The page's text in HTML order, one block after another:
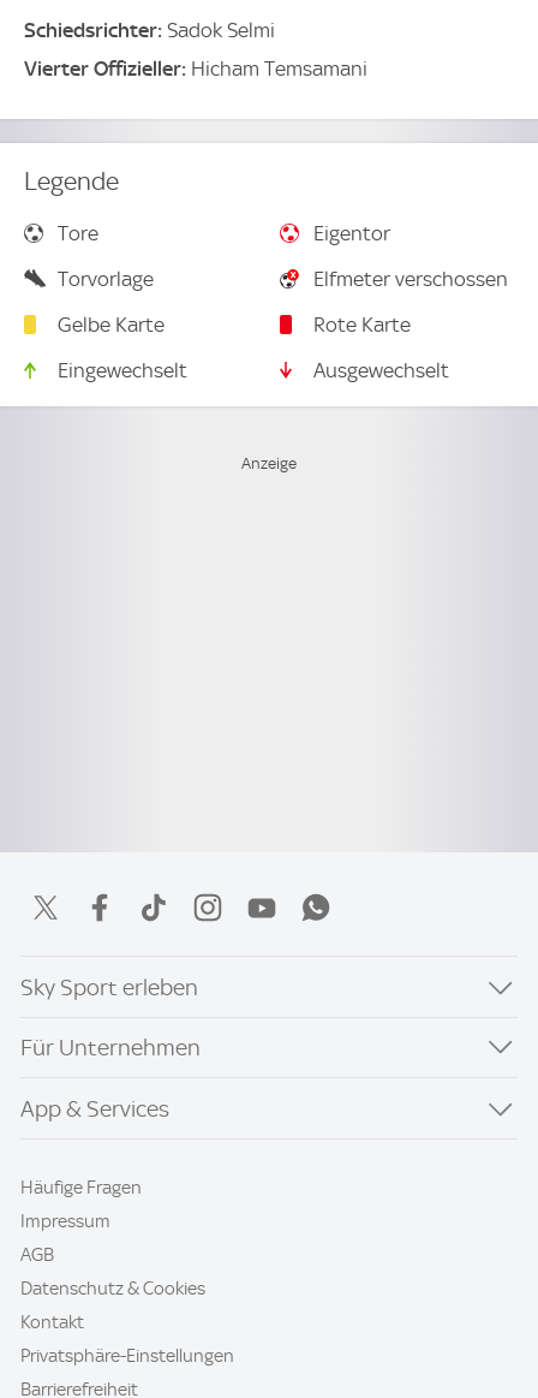
Schiedsrichter: Sadok Selmi
Vierter Offizieller: Hicham Temsamani
Legende
Tore
Eigentor
Torvorlage
Elfmeter verschossen
Gelbe Karte
Rote Karte
Eingewechselt
Ausgewechselt
Sky Sport erleben
Für Unternehmen
App & Services
Häufige Fragen
Impressum
AGB
Datenschutz & Cookies
Kontakt
Privatsphäre-Einstellungen
Barrierefreiheit